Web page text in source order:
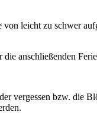
leicht zu schwer
die anschließenden
vergessen bzw. die